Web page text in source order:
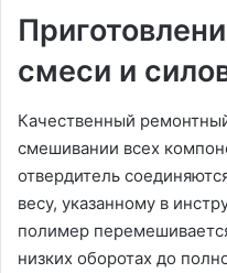
смеси и
Качественный
смешивании всех
отвердитель
весу, указанному в
полимер
низких оборотах до